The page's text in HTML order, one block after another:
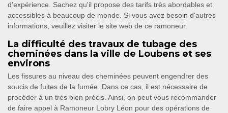
d'expérience. Sachez qu'il propose des tarifs très abordables et
accessibles à beaucoup de monde. Si vous avez besoin d'autres
informations, veuillez visiter le site web de ce ramoneur.
La difficulté des travaux de tubage des
cheminées dans la ville de Loubens et ses
environs
Les fissures au niveau des cheminées peuvent engendrer des
soucis de fuites de la fumée. Dans ce cas, il est nécessaire de
procéder à un très bien précis. Ainsi, on peut vous recommander
de faire appel à Ramoneur Lobry Léon pour des opérations de